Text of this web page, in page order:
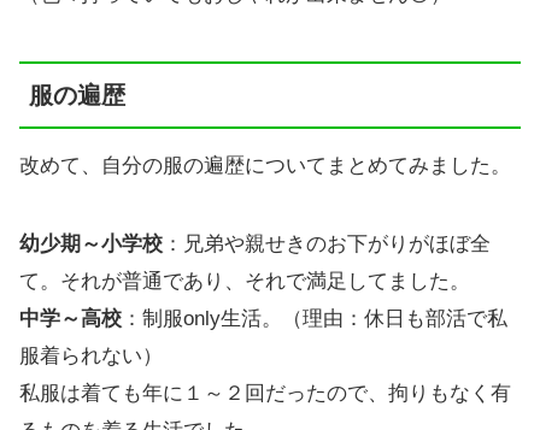
服の遍歴
改めて、自分の服の遍歴についてまとめてみました。
幼少期～小学校 ：兄弟や親せきのお下がりがほぼ全
て。それが普通であり、それで満足してました。
中学～高校 ：制服only生活。（理由：休日も部活で私
服着られない）
私服は着ても年に１～２回だったので、拘りもなく有